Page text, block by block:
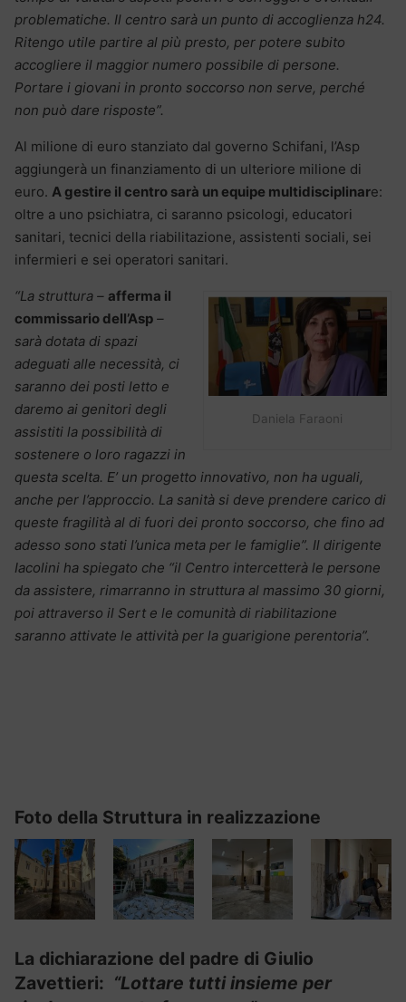
problematiche. Il centro sarà un punto di accoglienza h24.
Ritengo utile partire al più presto, per potere subito
accogliere il maggior numero possibile di persone.
Portare i giovani in pronto soccorso non serve, perché
non può dare risposte”.
Al milione di euro stanziato dal governo Schifani, l’Asp
aggiungerà un finanziamento di un ulteriore milione di
euro. A gestire il centro sarà un equipe multidisciplinare:
oltre a uno psichiatra, ci saranno psicologi, educatori
sanitari, tecnici della riabilitazione, assistenti sociali, sei
infermieri e sei operatori sanitari.
Daniela Faraoni
“La struttura – afferma il
commissario dell’Asp –
sarà dotata di spazi
adeguati alle necessità, ci
saranno dei posti letto e
daremo ai genitori degli
assistiti la possibilità di
sostenere o loro ragazzi in
questa scelta. E’ un progetto innovativo, non ha uguali,
anche per l’approccio. La sanità si deve prendere carico di
queste fragilità al di fuori dei pronto soccorso, che fino ad
adesso sono stati l’unica meta per le famiglie”. Il dirigente
Iacolini ha spiegato che “il Centro intercetterà le persone
da assistere, rimarranno in struttura al massimo 30 giorni,
poi attraverso il Sert e le comunità di riabilitazione
saranno attivate le attività per la guarigione perentoria”.
Foto della Struttura in realizzazione
La dichiarazione del padre di Giulio
Zavettieri: “Lottare tutti insieme per